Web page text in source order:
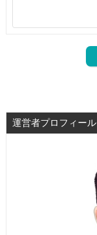
運営者プロフィール